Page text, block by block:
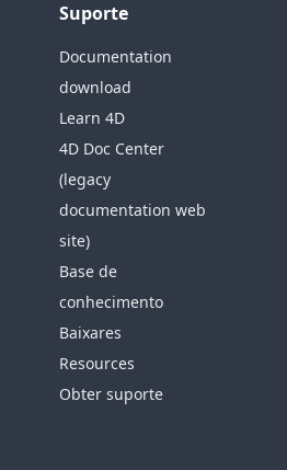
Suporte
Documentation
download
Learn 4D
4D Doc Center
(legacy
documentation web
site)
Base de
conhecimento
Baixares
Resources
Obter suporte